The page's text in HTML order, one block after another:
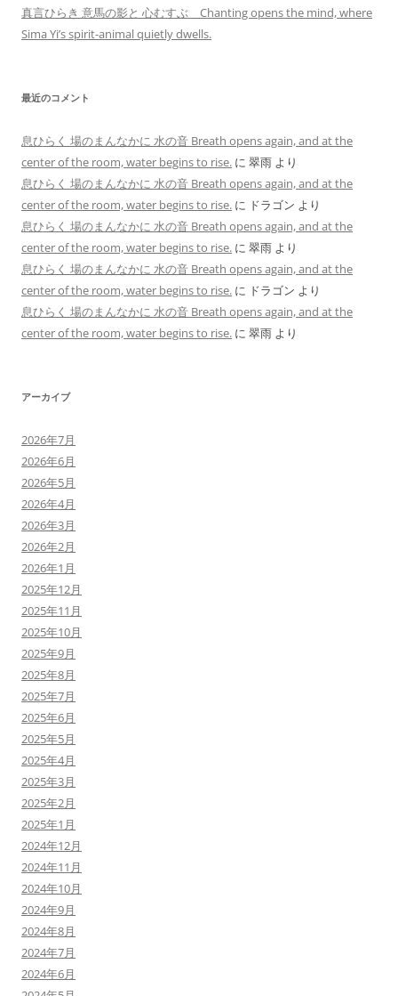
真言ひらき 意馬の影と 心むすぶ Chanting opens the mind, where
Sima Yi’s spirit-animal quietly dwells.
最近のコメント
息ひらく 場のまんなかに 水の音 Breath opens again, and at the
center of the room, water begins to rise. に 翠雨 より
息ひらく 場のまんなかに 水の音 Breath opens again, and at the
center of the room, water begins to rise. に ドラゴン より
息ひらく 場のまんなかに 水の音 Breath opens again, and at the
center of the room, water begins to rise. に 翠雨 より
息ひらく 場のまんなかに 水の音 Breath opens again, and at the
center of the room, water begins to rise. に ドラゴン より
息ひらく 場のまんなかに 水の音 Breath opens again, and at the
center of the room, water begins to rise. に 翠雨 より
アーカイブ
2026年7月
2026年6月
2026年5月
2026年4月
2026年3月
2026年2月
2026年1月
2025年12月
2025年11月
2025年10月
2025年9月
2025年8月
2025年7月
2025年6月
2025年5月
2025年4月
2025年3月
2025年2月
2025年1月
2024年12月
2024年11月
2024年10月
2024年9月
2024年8月
2024年7月
2024年6月